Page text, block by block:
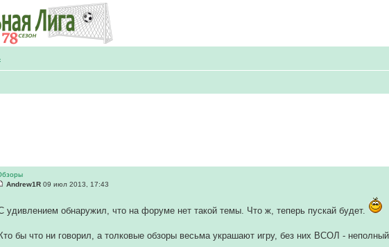
Andrew1R 09 июл 2013, 17:43
удивлением обнаружил, что на форуме нет такой темы. Что ж, теперь пускай будет.
бы что ни говорил, а толковые обзоры весьма украшают игру, без них ВСОЛ - неполный.